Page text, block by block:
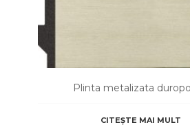
Plinta metalizata
CITEȘTE MAI MULT